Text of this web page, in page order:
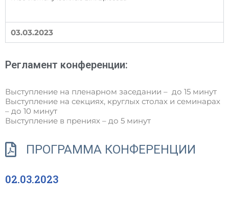
03.03.2023
Регламент конференции:
Выступление на пленарном заседании – до 15 минут
Выступление на секциях, круглых столах и семинарах
– до 10 минут
Выступление в прениях – до 5 минут
ПРОГРАММА КОНФЕРЕНЦИИ
02.03.2023